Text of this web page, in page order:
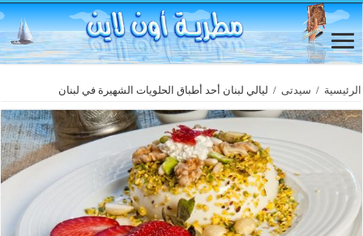
الرئيسية / سيدتى / ليالي لبنان أحد أطباق الحلويات الشهيرة في لبنان